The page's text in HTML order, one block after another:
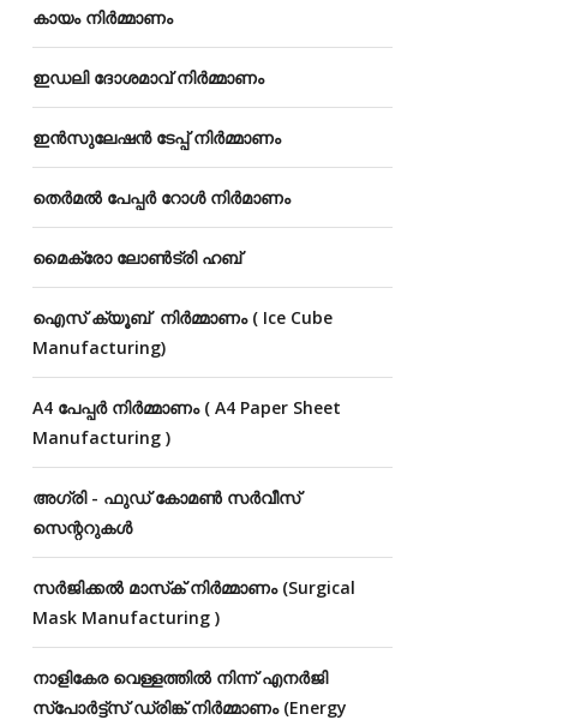
കായം നിർമ്മാണം
ഇഡലി ദോശമാവ് നിർമ്മാണം
ഇൻസുലേഷൻ ടേപ്പ് നിർമ്മാണം
തെർമൽ പേപ്പർ റോൾ നിർമാണം
മൈക്രോ ലോൺട്രി ഹബ്
ഐസ് ക്യൂബ് നിർമ്മാണം ( Ice Cube
Manufacturing)
A4 പേപ്പർ നിർമ്മാണം ( A4 Paper Sheet
Manufacturing )
അഗ്രി - ഫുഡ് കോമൺ സർവീസ്
സെന്ററുകൾ
സർജിക്കൽ മാസ്‌ക് നിർമ്മാണം (Surgical
Mask Manufacturing )
നാളികേര വെള്ളത്തിൽ നിന്ന് എനർജി
സ്‌പോർട്ട്സ് ഡ്രിങ്ക് നിർമ്മാണം (Energy